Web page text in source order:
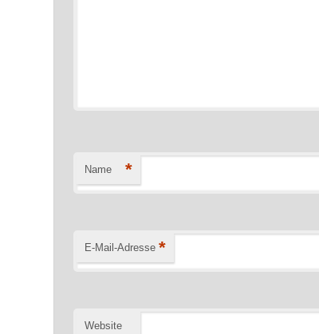
Name *
E-Mail-Adresse *
Website